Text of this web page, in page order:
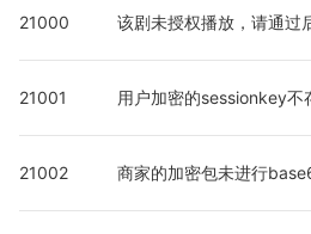
21000 该剧未授权播放，请通过
21001 用户加密的sessionkey不
21002 商家的加密包未进行